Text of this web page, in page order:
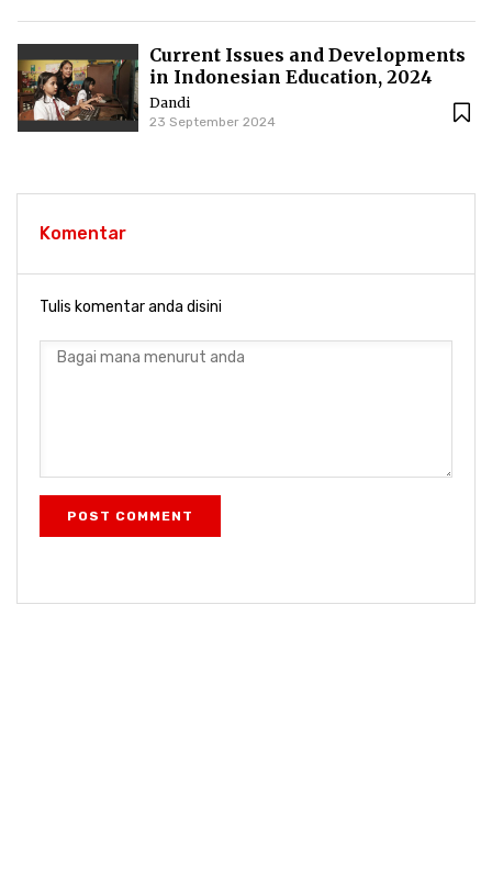
Current Issues and Developments
in Indonesian Education, 2024
Dandi
23 September 2024
Komentar
Tulis komentar anda disini
POST COMMENT